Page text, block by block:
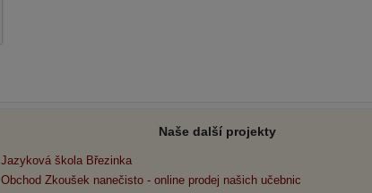
Naše další projekty
Jazyková škola Březinka
Obchod Zkoušek nanečisto - online prodej našich učebnic